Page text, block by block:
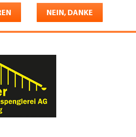
NEIN, DANKE
AG